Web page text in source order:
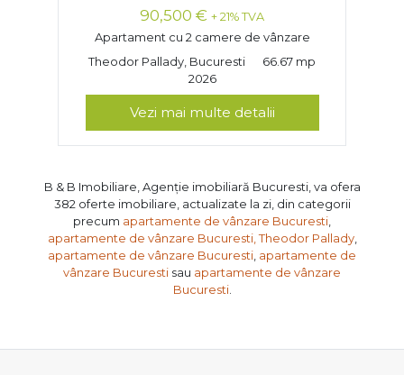
90,500 € + 21% TVA
Apartament cu 2 camere de vânzare
Theodor Pallady, Bucuresti
66.67 mp
2026
Vezi mai multe detalii
B & B Imobiliare, Agenție imobiliară Bucuresti, va ofera
382 oferte imobiliare, actualizate la zi, din categorii
precum apartamente de vânzare Bucuresti
apartamente de vânzare Bucuresti, Theodor Pallady,
apartamente de vânzare Bucuresti apartamente de
vânzare Bucuresti sau apartamente de vânzare
Bucuresti.